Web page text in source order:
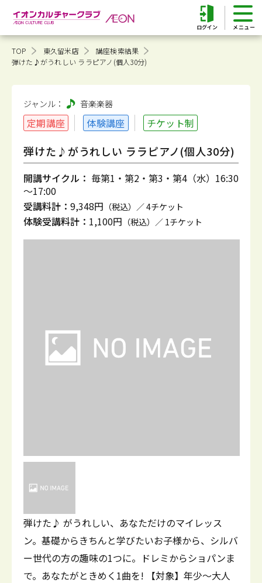
ログイン
TOP 東久留米店
講座検索結果
弾けた♪がうれしい ララピアノ(個人30分)
ジャンル： 音楽楽器
定期講座 体験講座 チケット制
弾けた♪がうれしい ララピアノ(個人30分)
開講サイクル： 毎第1・第2・第3・第4（水）16:30
～17:00
受講料計： 9,348円 （税込）／ 4チケット
体験受講料計： 1,100円 （税込）／ 1チケット
弾けた♪ がうれしい、あなただけのマイレッス
ン。基礎からきちんと学びたいお子様から、シルバ
ー世代の方の趣味の1つに。ドレミからショパンま
で。あなたがときめく1曲を! 【対象】年少～大人